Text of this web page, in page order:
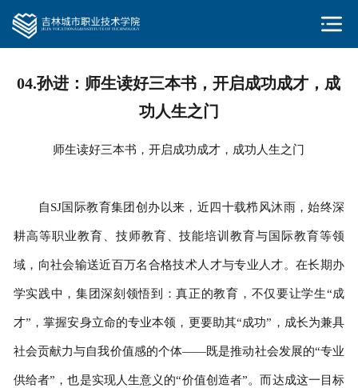
04.孙进：师生读好三本书，开启成功成才，成
功人生之门
师生读好三本书，开启成功成才，成功人生之门
自SJ国际教育集团创办以来，近四十载栉风沐雨，始终深
耕高等职业教育、技师教育、技能培训教育与国际教育等领
域，向社会输送近百万名合格技术人才与专业人才。在长期办
学实践中，集团深刻领悟到：真正的教育，不仅要让学生“成
才”，掌握安身立命的专业本领，更要助其“成功”，成长为兼具
社会贡献力与自我价值感的个体——既是推动社会发展的“专业
供给者”，也是实现人生意义的“价值创造者”。而达成这一目标